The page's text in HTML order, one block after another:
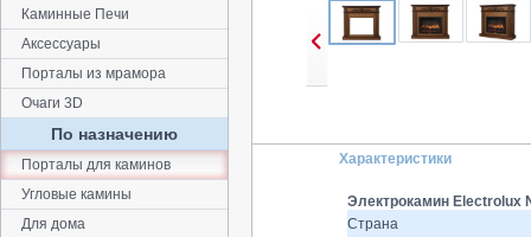
Характеристики
Электрокамин Electrolux
Страна
Каминные Печи
Аксессуары
Порталы из мрамора
Очаги 3D
По назначению
Порталы для каминов
Угловые камины
Для дома